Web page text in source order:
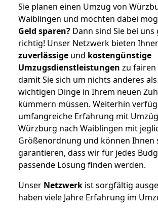
Sie planen einen Umzug von
Waiblingen und möchten dabei
Geld sparen? Dann sind Sie bei uns
richtig! Unser Netzwerk bieten
zuverlässige und kostengünstige
Umzugsdienstleistungen zu fairen
damit Sie sich um nichts anderes
wichtigen Dinge in Ihrem neuen
kümmern müssen. Weiterhin
umfangreiche Erfahrung mit
Würzburg nach Waiblingen mit
Größenordnung und können Ihnen
garantieren, dass wir für jedes
passende Lösung finden werden.
Unser Netzwerk ist sorgfältig
haben viele Jahre Erfahrung im